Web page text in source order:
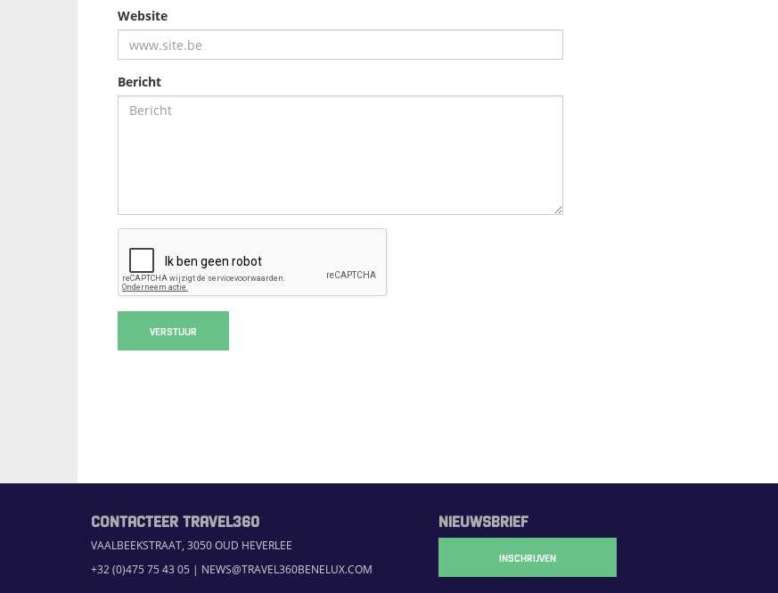
Website
Bericht
VERSTUUR
CONTACTEER TRAVEL360
VAALBEEKSTRAAT, 3050 OUD HEVERLEE
+32 (0)475 75 43 05 | NEWS@TRAVEL360BENELUX.COM
NIEUWSBRIEF
INSCHRIJVEN